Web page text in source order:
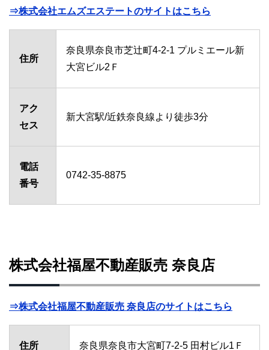
⇒株式会社エムズエステートのサイトはこちら
住所
奈良県奈良市芝辻町4-2-1 プルミエール新
大宮ビル2Ｆ
アク
セス
新大宮駅/近鉄奈良線より徒歩3分
電話
番号
0742-35-8875
株式会社福屋不動産販売 奈良店
⇒株式会社福屋不動産販売 奈良店のサイトはこちら
住所 奈良県奈良市大宮町7-2-5 田村ビル1Ｆ